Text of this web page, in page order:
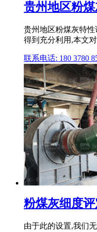
贵州地区粉
贵州地区粉煤灰特
得到充分利用,本文
联系电话: 180 3780
粉煤灰细度
由于此的设置,我们